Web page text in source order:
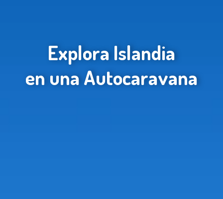
Explora Islandia
en una Autocaravana